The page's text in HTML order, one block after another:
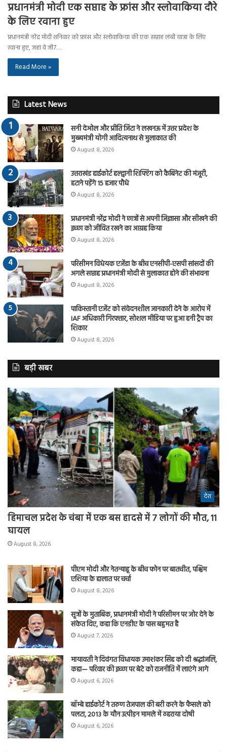
प्रधानमंत्री मोदी एक सप्ताह के फ्रांस और स्लोवाकिया दौरे
के लिए रवाना हुए
प्रधानमंत्री नरेंद्र मोदी शनिवार को फ्रांस और स्लोवाकिया की एक सप्ताह लंबी यात्रा के लिए
रवाना हुए, जहां वे जी7…
Read More »
Latest News
सनी देओल और प्रीति जिंटा ने लखनऊ में उत्तर प्रदेश के
मुख्यमंत्री योगी आदित्यनाथ से मुलाकात की
August 8, 2026
उत्तराखंड हाईकोर्ट हल्द्वानी शिफ्टिंग को कैबिनेट की मंजूरी,
हटाने पड़ेंगे 15 हजार पौधे
August 8, 2026
प्रधानमंत्री नरेंद्र मोदी ने छात्रों से अपनी जिज्ञासा और सीखने की
इच्छा को जीवित रखने का आग्रह किया
August 8, 2026
परिसीमन विधेयक एजेंडा के बीच एनसीपी-एसपी सांसदों की
अगले सप्ताह प्रधानमंत्री मोदी से मुलाकात होने की संभावना
August 8, 2026
पाकिस्तानी एजेंट को संवेदनशील जानकारी देने के आरोप में
IAF अधिकारी गिरफ्तार, सोशल मीडिया पर हुआ हनी ट्रैप का
शिकार
August 8, 2026
बड़ी खबर
देश
हिमाचल प्रदेश के चंबा में एक बस हादसे में 7 लोगों की मौत, 11
घायल
August 8, 2026
पीएम मोदी और नेतन्याहू के बीच फोन पर बातचीत, पश्चिम
एशिया के हालात पर चर्चा
August 8, 2026
सूत्रों के मुताबिक, प्रधानमंत्री मोदी ने परिसीमन पर जोर देने के
संकेत दिए, कहा कि एनडीए के पास बहुमत है
August 7, 2026
मायावती ने दिवंगत विधायक उमाशंकर सिंह को दी श्रद्धांजलि,
कहा— परिवार की इच्छा पर बेटे को राजनीति में लाएंगे आगे
August 6, 2026
बॉम्बे हाईकोर्ट ने तरुण तेजपाल की बरी करने के फैसले को
पलटा, 2013 के यौन उत्पीड़न मामले में ठहराया दोषी
August 6, 2026